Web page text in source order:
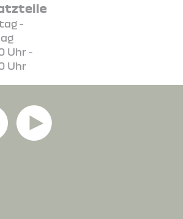
-
Uhr -
Uhr